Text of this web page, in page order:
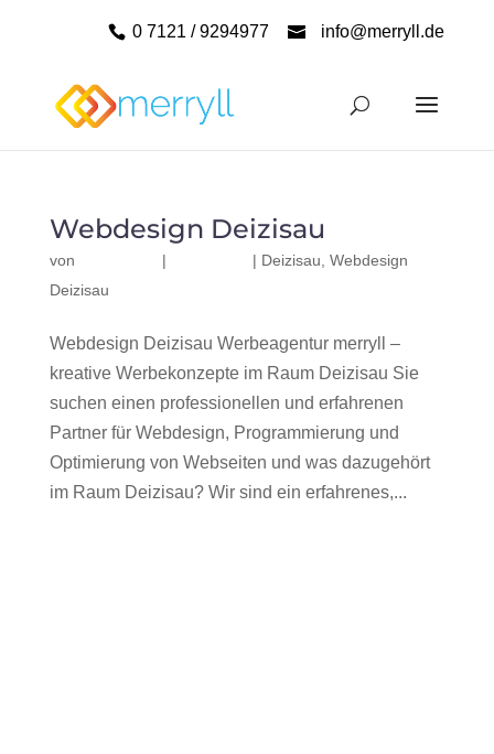
0 7121 / 9294977 info@merryll.de
Webdesign Deizisau
von | | Deizisau Webdesign
Deizisau
Webdesign Deizisau Werbeagentur merryll –
kreative Werbekonzepte im Raum Deizisau Sie
suchen einen professionellen und erfahrenen
Partner für Webdesign, Programmierung und
Optimierung von Webseiten und was dazugehört
im Raum Deizisau? Wir sind ein erfahrenes,...